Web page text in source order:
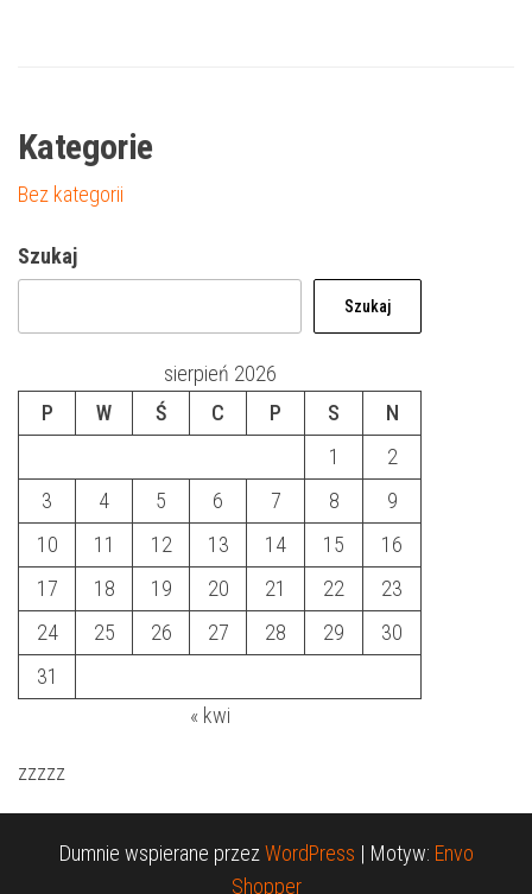
Kategorie
Bez kategorii
Szukaj
Szukaj
sierpień 2026
P
W Ś C P S
N
1
2
3
4 5 6 7 8
9
10
11 12 13 14 15
16
17
18 19 20 21 22
23
24
25 26 27 28 29
30
31
« kwi
zzzzz
Dumnie wspierane przez WordPress | Motyw: Envo
Shopper